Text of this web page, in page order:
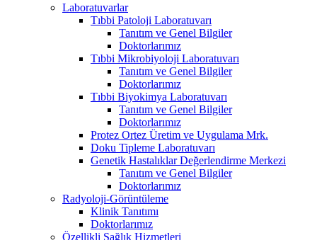
Laboratuvarlar
Tıbbi Patoloji Laboratuvarı
Tanıtım ve Genel Bilgiler
Doktorlarımız
Tıbbi Mikrobiyoloji Laboratuvarı
Tanıtım ve Genel Bilgiler
Doktorlarımız
Tıbbi Biyokimya Laboratuvarı
Tanıtım ve Genel Bilgiler
Doktorlarımız
Protez Ortez Üretim ve Uygulama Mrk.
Doku Tipleme Laboratuvarı
Genetik Hastalıklar Değerlendirme Merkezi
Tanıtım ve Genel Bilgiler
Doktorlarımız
Radyoloji-Görüntüleme
Klinik Tanıtımı
Doktorlarımız
Özellikli Sağlık Hizmetleri